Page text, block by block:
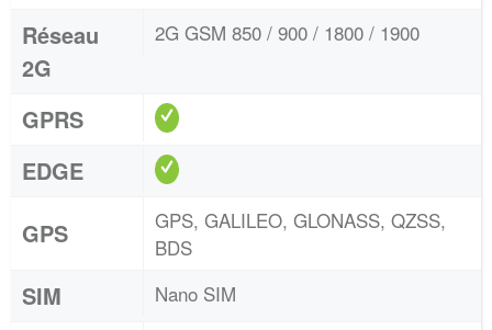
Réseau
2G
2G GSM 850 / 900 / 1800 / 1900
GPRS
EDGE
GPS
GPS, GALILEO, GLONASS, QZSS,
BDS
SIM Nano SIM